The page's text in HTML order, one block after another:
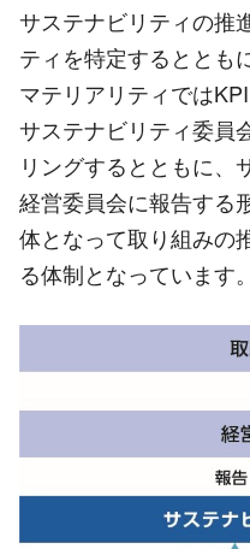
サステナビリティの推
ティを特定するととも
マテリアリティでは
サステナビリティ委員
リングするとともに、
経営委員会に報告する
体となって取り組みの
る体制となっています。